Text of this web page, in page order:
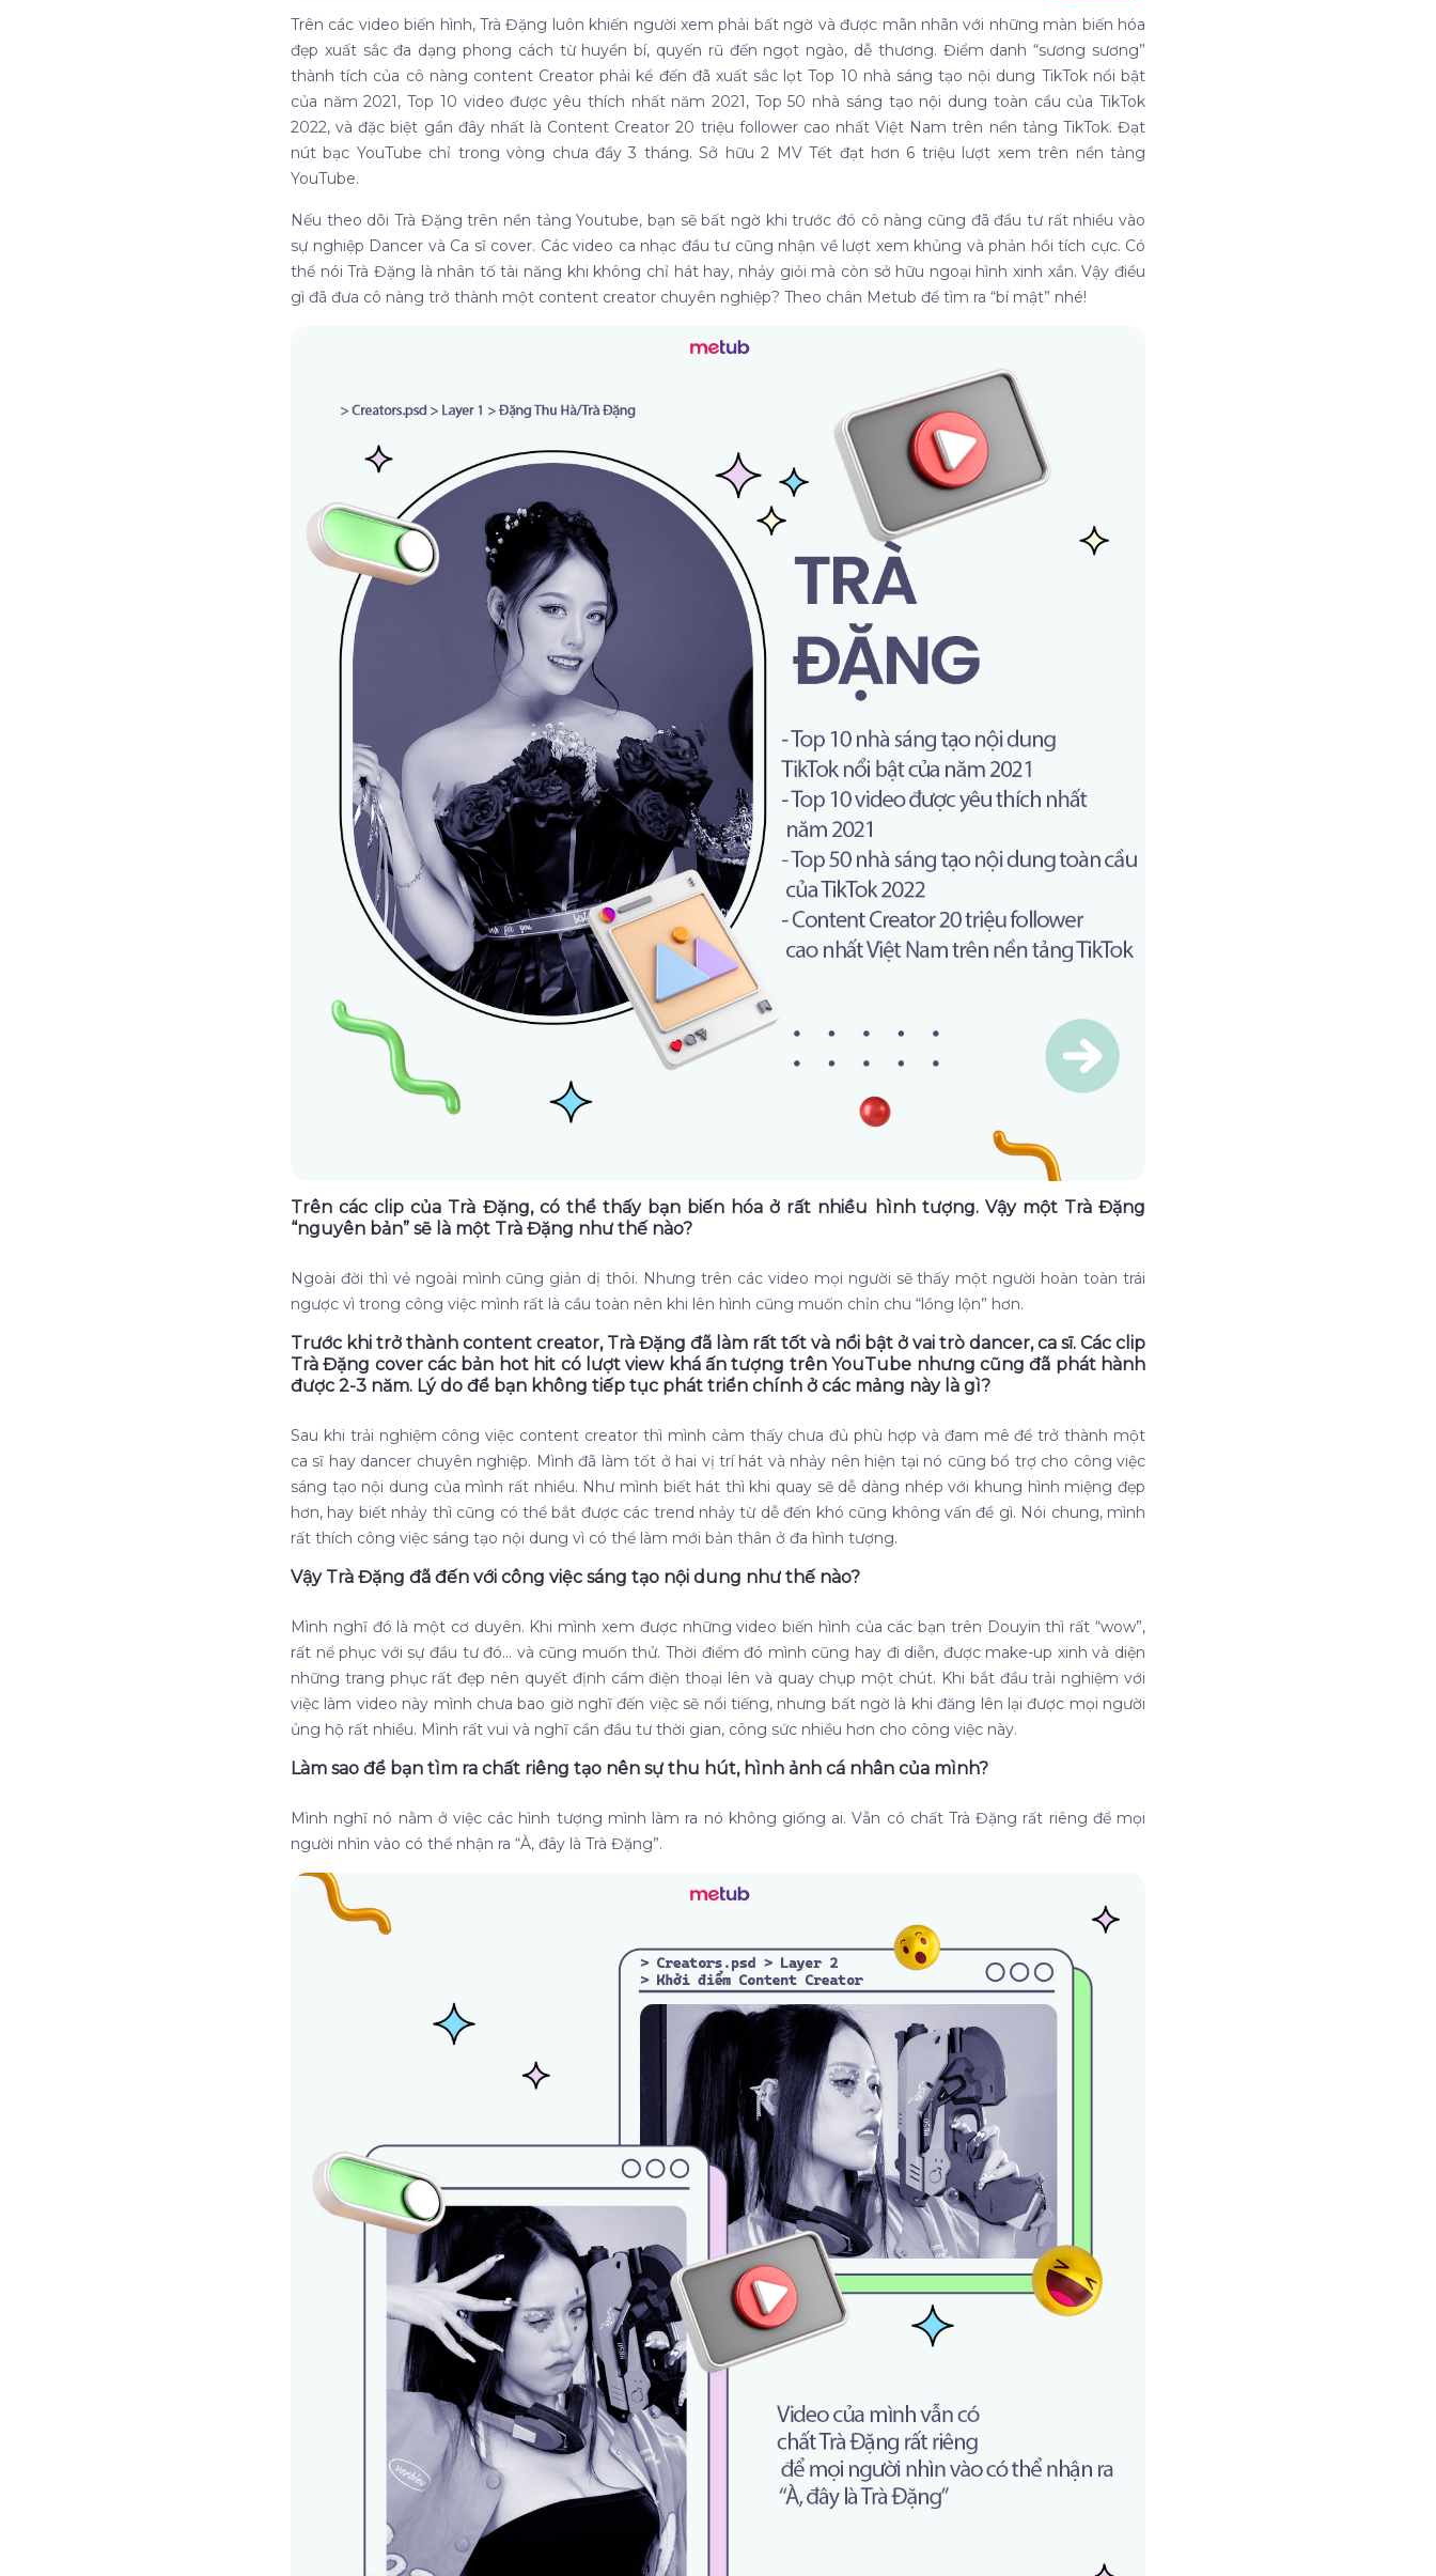
Trên các video biến hình, Trà Đặng luôn khiến người xem phải bất ngờ và được mãn nhãn với những màn biến hóa
đẹp xuất sắc đa dạng phong cách từ huyền bí, quyến rũ đến ngọt ngào, dễ thương. Điểm danh “sương sương”
thành tích của cô nàng content Creator phải kể đến đã xuất sắc lọtTop 10 nhà sáng tạo nội dung TikTok nổi bật
của năm 2021, Top 10 video được yêu thích nhất năm 2021, Top 50 nhà sáng tạo nội dung toàn cầu của TikTok
2022, và đặc biệt gần đây nhất là Content Creator 20 triệu follower cao nhất Việt Nam trên nền tảng TikTok. Đạt
nút bạc YouTube chỉ trong vòng chưa đầy 3 tháng. Sở hữu 2 MV Tết đạt hơn 6 triệu lượt xem trên nền tảng
YouTube.
Nếu theo dõi Trà Đặng trên nền tảng Youtube, bạn sẽ bất ngờ khi trước đó cô nàng cũng đã đầu tư rất nhiều vào
sự nghiệp Dancer và Ca sĩ cover. Các video ca nhạc đầu tư cũng nhận về lượt xem khủng và phản hồi tích cực. Có
thể nói Trà Đặng là nhân tố tài năng khi không chỉ hát hay, nhảy giỏi mà còn sở hữu ngoại hình xinh xắn. Vậy điều
gì đã đưa cô nàng trở thành một content creator chuyên nghiệp? Theo chân Metub để tìm ra “bí mật” nhé!
Trên các clip của Trà Đặng, có thể thấy bạn biến hóa ở rất nhiều hình tượng. Vậy một Trà Đặng
“nguyên bản” sẽ là một Trà Đặng như thế nào?
Ngoài đời thì vẻ ngoài mình cũng giản dị thôi. Nhưng trên các video mọi người sẽ thấy một người hoàn toàn trái
ngược vì trong công việc mình rất là cầu toàn nên khi lên hình cũng muốn chỉn chu “lồng lộn” hơn.
Trước khi trở thành content creator, Trà Đặng đã làm rất tốt và nổi bật ở vai trò dancer, ca sĩ. Các clip
Trà Đặng cover các bản hot hit có lượt view khá ấn tượng trên YouTube nhưng cũng đã phát hành
được 2-3 năm. Lý do để bạn không tiếp tục phát triển chính ở các mảng này là gì?
Sau khi trải nghiệm công việc content creator thì mình cảm thấy chưa đủ phù hợp và đam mê để trở thành một
ca sĩ hay dancer chuyên nghiệp. Mình đã làm tốt ở hai vị trí hát và nhảy nên hiện tại nó cũng bổ trợ cho công việc
sáng tạo nội dung của mình rất nhiều. Như mình biết hát thì khi quay sẽ dễ dàng nhép với khung hình miệng đẹp
hơn, hay biết nhảy thì cũng có thể bắt được các trend nhảy từ dễ đến khó cũng không vấn đề gì. Nói chung, mình
rất thích công việc sáng tạo nội dung vì có thể làm mới bản thân ở đa hình tượng.
Vậy Trà Đặng đã đến với công việc sáng tạo nội dung như thế nào?
Mình nghĩ đó là một cơ duyên. Khi mình xem được những video biến hình của các bạn trên Douyin thì rất “wow”,
rất nể phục với sự đầu tư đó… và cũng muốn thử. Thời điểm đó mình cũng hay đi diễn, được make-up xinh và diện
những trang phục rất đẹp nên quyết định cầm điện thoại lên và quay chụp một chút. Khi bắt đầu trải nghiệm với
việc làm video này mình chưa bao giờ nghĩ đến việc sẽ nổi tiếng, nhưng bất ngờ là khi đăng lên lại được mọi người
ủng hộ rất nhiều. Mình rất vui và nghĩ cần đầu tư thời gian, công sức nhiều hơn cho công việc này.
Làm sao để bạn tìm ra chất riêng tạo nên sự thu hút, hình ảnh cá nhân của mình?
Mình nghĩ nó nằm ở việc các hình tượng mình làm ra nó không giống ai. Vẫn có chất Trà Đặng rất riêng để mọi
người nhìn vào có thể nhận ra “À, đây là Trà Đặng”.